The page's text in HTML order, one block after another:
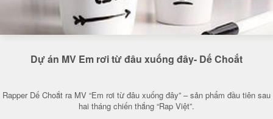
Dự án MV Em rơi từ đâu xuống đây- Dế Choắt
Rapper Dế Choắt ra MV “Em rơi từ đâu xuống đây” – sản phẩm đầu tiên sau
hai tháng chiến thắng “Rap Việt”.